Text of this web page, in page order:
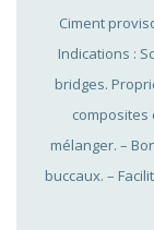
Ciment
Indications :
bridges.
composites
mélanger. –
buccaux. –